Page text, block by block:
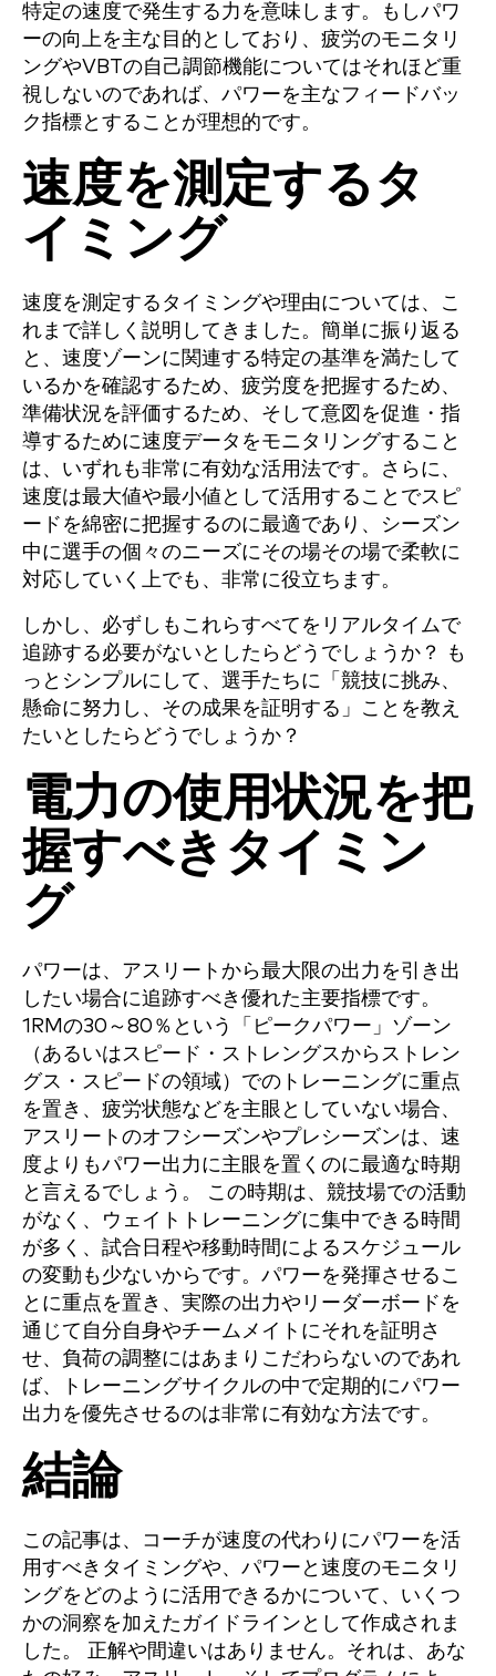
特定の速度で発生する力を意味します。もしパワ
ーの向上を主な目的としており、疲労のモニタリ
ングやVBTの自己調節機能についてはそれほど重
視しないのであれば、パワーを主なフィードバッ
ク指標とすることが理想的です。
速度を測定するタ
イミング
速度を測定するタイミングや理由については、こ
れまで詳しく説明してきました。簡単に振り返る
と、速度ゾーンに関連する特定の基準を満たして
いるかを確認するため、疲労度を把握するため、
準備状況を評価するため、そして意図を促進・指
導するために速度データをモニタリングすること
は、いずれも非常に有効な活用法です。さらに、
速度は最大値や最小値として活用することでスピ
ードを綿密に把握するのに最適であり、シーズン
中に選手の個々のニーズにその場その場で柔軟に
対応していく上でも、非常に役立ちます。
しかし、必ずしもこれらすべてをリアルタイムで
追跡する必要がないとしたらどうでしょうか？ も
っとシンプルにして、選手たちに「競技に挑み、
懸命に努力し、その成果を証明する」ことを教え
たいとしたらどうでしょうか？
電力の使用状況を把
握すべきタイミン
グ
パワーは、アスリートから最大限の出力を引き出
したい場合に追跡すべき優れた主要指標です。
1RMの30～80％という「ピークパワー」ゾーン
（あるいはスピード・ストレングスからストレン
グス・スピードの領域）でのトレーニングに重点
を置き、疲労状態などを主眼としていない場合、
アスリートのオフシーズンやプレシーズンは、速
度よりもパワー出力に主眼を置くのに最適な時期
と言えるでしょう。 この時期は、競技場での活動
がなく、ウェイトトレーニングに集中できる時間
が多く、試合日程や移動時間によるスケジュール
の変動も少ないからです。パワーを発揮させるこ
とに重点を置き、実際の出力やリーダーボードを
通じて自分自身やチームメイトにそれを証明さ
せ、負荷の調整にはあまりこだわらないのであれ
ば、トレーニングサイクルの中で定期的にパワー
出力を優先させるのは非常に有効な方法です。
結論
この記事は、コーチが速度の代わりにパワーを活
用すべきタイミングや、パワーと速度のモニタリ
ングをどのように活用できるかについて、いくつ
かの洞察を加えたガイドラインとして作成されま
した。 正解や間違いはありません。それは、あな